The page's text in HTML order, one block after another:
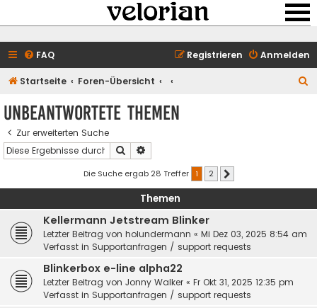
FAQ Anmelden
Registrieren
Startseite Foren-Übersicht
Unbeantwortete Themen
Zur erweiterten Suche
Suche
Die Suche ergab 28 Treffer 1 2
Themen
Kellermann Jetstream Blinker
Letzter Beitrag von holundermann « Mi Dez 03, 2025 8:54 am
Verfasst in Supportanfragen / support requests
Blinkerbox e-line alpha22
Letzter Beitrag von Jonny Walker « Fr Okt 31, 2025 12:35 pm
Verfasst in Supportanfragen / support requests